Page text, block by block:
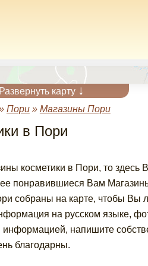
Развернуть карту ↓
Пори» Магазины Пори
в Пори
косметики в Пори, то
понравившиеся Вам
собраны на карте, чтобы Вы
на русском языке,
информацией, напишите
благодарны.